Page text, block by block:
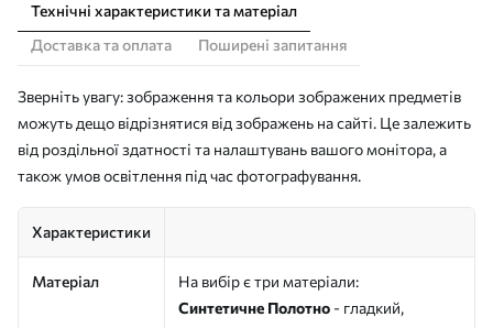
Технічні характеристики та матеріал
Доставка та оплата
Поширені запитання
Зверніть увагу: зображення та кольори зображених предметів
можуть дещо відрізнятися від зображень на сайті. Це залежить
від роздільної здатності та налаштувань вашого монітора, а
також умов освітлення під час фотографування.
Характеристики
Матеріал
На вибір є три матеріали:
Синтетичне Полотно - гладкий,